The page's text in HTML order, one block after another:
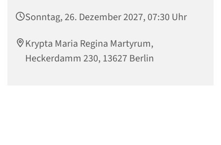
Sonntag, 26. Dezember 2027, 07:30 Uhr
Krypta Maria Regina Martyrum,
Heckerdamm 230, 13627 Berlin